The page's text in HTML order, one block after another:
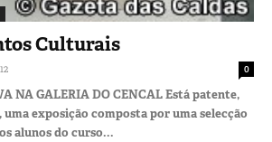
Culturais
0
NA GALERIA DO CENCAL Está patente,
uma exposição composta por uma selecção
alunos do curso...